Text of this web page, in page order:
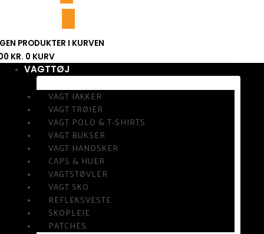
PRODUKTER I KURVEN
KR. 0 KURV
VAGTTØJ
VAGT JAKKER
VAGT TRØJER
VAGT POLO & T-SHIRTS
VAGT BUKSER
VAGT HANDSKER
CAPS & HUER
VAGTSTØVLER
VAGT SKO
REFLEKSVESTE
SKOPLEJE
PATCHES